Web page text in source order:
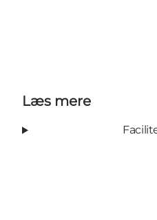
Læs mere